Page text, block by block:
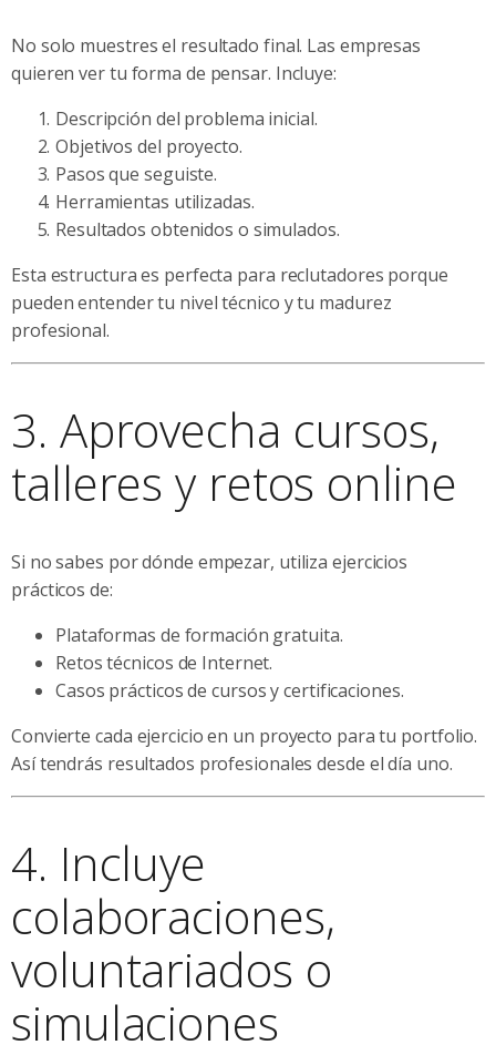
No solo muestres el resultado final. Las empresas
quieren ver tu forma de pensar. Incluye:
Descripción del problema inicial.
Objetivos del proyecto.
Pasos que seguiste.
Herramientas utilizadas.
Resultados obtenidos o simulados.
Esta estructura es perfecta para reclutadores porque
pueden entender tu nivel técnico y tu madurez
profesional.
3. Aprovecha cursos,
talleres y retos online
Si no sabes por dónde empezar, utiliza ejercicios
prácticos de:
Plataformas de formación gratuita.
Retos técnicos de Internet.
Casos prácticos de cursos y certificaciones.
Convierte cada ejercicio en un proyecto para tu portfolio.
Así tendrás resultados profesionales desde el día uno.
4. Incluye
colaboraciones,
voluntariados o
simulaciones